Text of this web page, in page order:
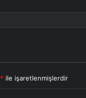
* ile işaretlenmişlerdir